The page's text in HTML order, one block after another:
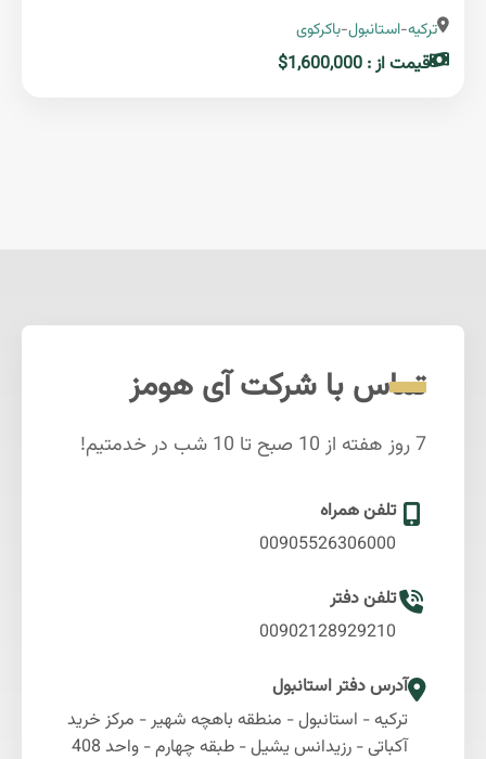
ترکیه-استانبول-باکرکوی
قیمت از : 1,600,000$
تماس با شرکت آی هومز
7 روز هفته از 10 صبح تا 10 شب در خدمتیم!
تلفن همراه
00905526306000
تلفن دفتر
00902128929210
آدرس دفتر استانبول
ترکیه - استانبول - منطقه باهچه شهیر - مرکز خرید
آکباتی - رزیدانس یشیل - طبقه چهارم - واحد 408